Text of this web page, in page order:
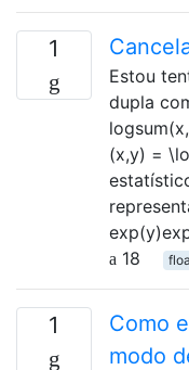
1
Estou
dupla
(x,y) =
18
1
Como
modo